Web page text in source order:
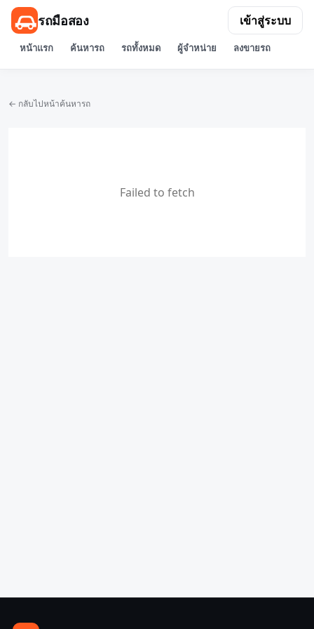
รถมือสอง
หน้าแรก ค้นหารถ รถทั้งหมด ผู้จำหน่าย ลงขายรถ
เข้าสู่ระบบ
← กลับไปหน้าค้นหารถ
Failed to fetch